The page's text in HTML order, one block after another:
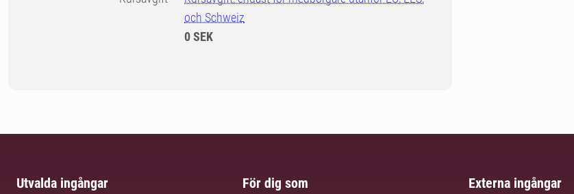
och Schweiz
0 SEK
Utvalda ingångar För dig som Externa ingångar